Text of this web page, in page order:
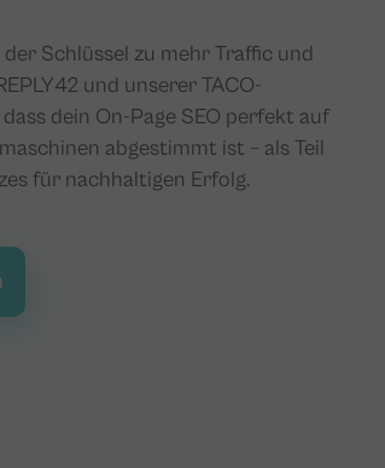
Schlüssel zu mehr Traffic und
und unserer TACO-
dein On-Page SEO perfekt auf
abgestimmt ist – als Teil
für nachhaltigen Erfolg.